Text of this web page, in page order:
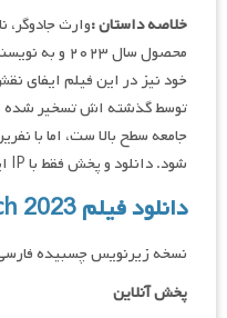
خلاصه داستان :وارث جادوگر،
محصول سال
خود نیز در این فیلم ایفای
توسط گذشته اش تسخیر شده
جامعه سطح بالا ست، اما با
شود. دانلود و پخش فقط با IP ایران امکان پذیر هست
دانلود فیلم Heir of the Witch 2023
نسخه زیرنویس چسبیده
پخش آنلاین